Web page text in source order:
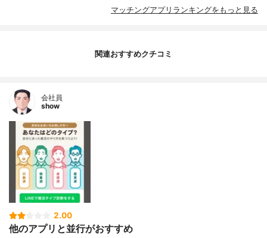
マッチングアプリランキングをもっと見る
関連おすすめクチコミ
会社員
show
2.00
他のアプリと並行がおすすめ